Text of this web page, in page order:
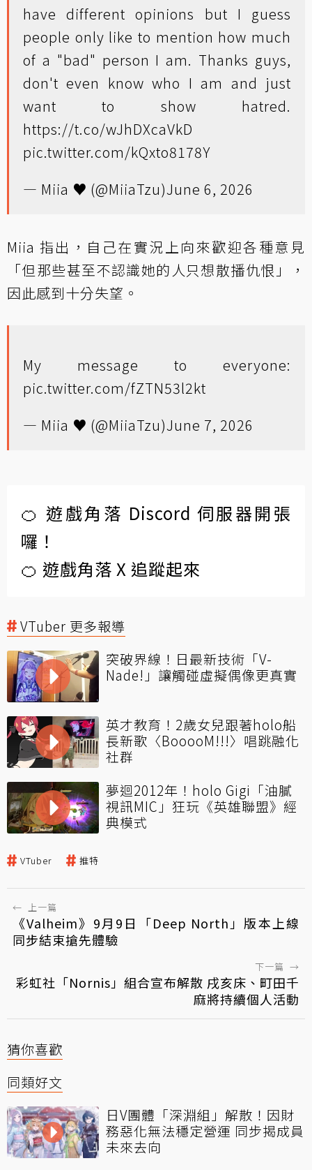
have different opinions but I guess
people only like to mention how much
of a "bad" person I am. Thanks guys,
don't even know who I am and just
want to show hatred.
https://t.co/wJhDXcaVkD
pic.twitter.com/kQxto8178Y
— Miia ♥ (@MiiaTzu)June 6, 2026
Miia 指出，自己在實況上向來歡迎各種意見
「但那些甚至不認識她的人只想散播仇恨」，
因此感到十分失望。
My message to everyone:
pic.twitter.com/fZTN53l2kt
— Miia ♥ (@MiiaTzu)June 7, 2026
🍊 遊戲角落 Discord 伺服器開張
囉！
🍊 遊戲角落 X 追蹤起來
VTuber 更多報導
突破界線！日最新技術「V-
Nade!」讓觸碰虛擬偶像更真實
英才教育！2歲女兒跟著holo船
長新歌〈BooooM!!!〉唱跳融化
社群
夢迴2012年！holo Gigi「油膩
視訊MIC」狂玩《英雄聯盟》經
典模式
VTuber 推特
← 上一篇
《Valheim》9月9日「Deep North」版本上線
同步結束搶先體驗
下一篇 →
彩虹社「Nornis」組合宣布解散 戌亥床、町田千
麻將持續個人活動
猜你喜歡
同類好文
日V團體「深淵組」解散！因財
務惡化無法穩定營運 同步揭成員
未來去向